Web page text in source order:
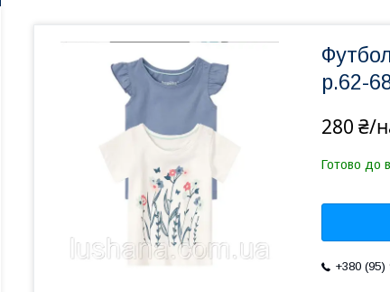
р.62-
280 ₴/
Готово до
+380 (95)